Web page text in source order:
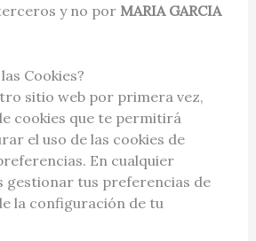
y no por MARIA GARCIA
Cookies?
sitio web por primera vez,
cookies que te permitirá
el uso de las cookies de
En cualquier
gestionar tus preferencias de
la configuración de tu